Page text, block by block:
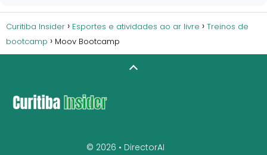
Curitiba Insider Esportes e atividades ao ar livre
Treinos de
bootcamp
Moov Bootcamp
© 2026 • DirectorAI